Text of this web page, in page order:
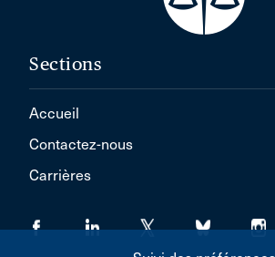
Sections
Accueil
Contactez-nous
Carrières